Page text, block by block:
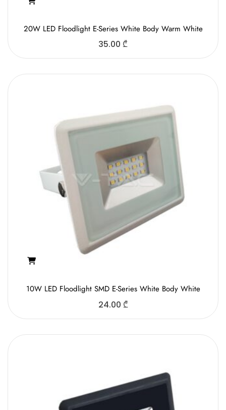
20W LED Floodlight E-Series White Body Warm White
35.00 ₾
10W LED Floodlight SMD E-Series White Body White
24.00 ₾